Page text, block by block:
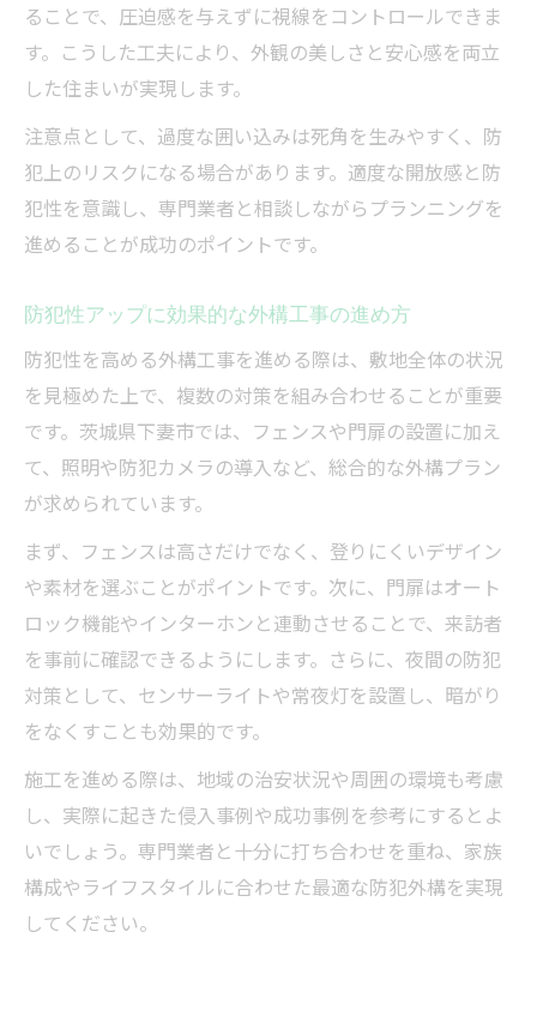
ることで、圧迫感を与えずに視線をコントロールできま
す。こうした工夫により、外観の美しさと安心感を両立
した住まいが実現します。
注意点として、過度な囲い込みは死角を生みやすく、防
犯上のリスクになる場合があります。適度な開放感と防
犯性を意識し、専門業者と相談しながらプランニングを
進めることが成功のポイントです。
防犯性アップに効果的な外構工事の進め方
防犯性を高める外構工事を進める際は、敷地全体の状況
を見極めた上で、複数の対策を組み合わせることが重要
です。茨城県下妻市では、フェンスや門扉の設置に加え
て、照明や防犯カメラの導入など、総合的な外構プラン
が求められています。
まず、フェンスは高さだけでなく、登りにくいデザイン
や素材を選ぶことがポイントです。次に、門扉はオート
ロック機能やインターホンと連動させることで、来訪者
を事前に確認できるようにします。さらに、夜間の防犯
対策として、センサーライトや常夜灯を設置し、暗がり
をなくすことも効果的です。
施工を進める際は、地域の治安状況や周囲の環境も考慮
し、実際に起きた侵入事例や成功事例を参考にするとよ
いでしょう。専門業者と十分に打ち合わせを重ね、家族
構成やライフスタイルに合わせた最適な防犯外構を実現
してください。